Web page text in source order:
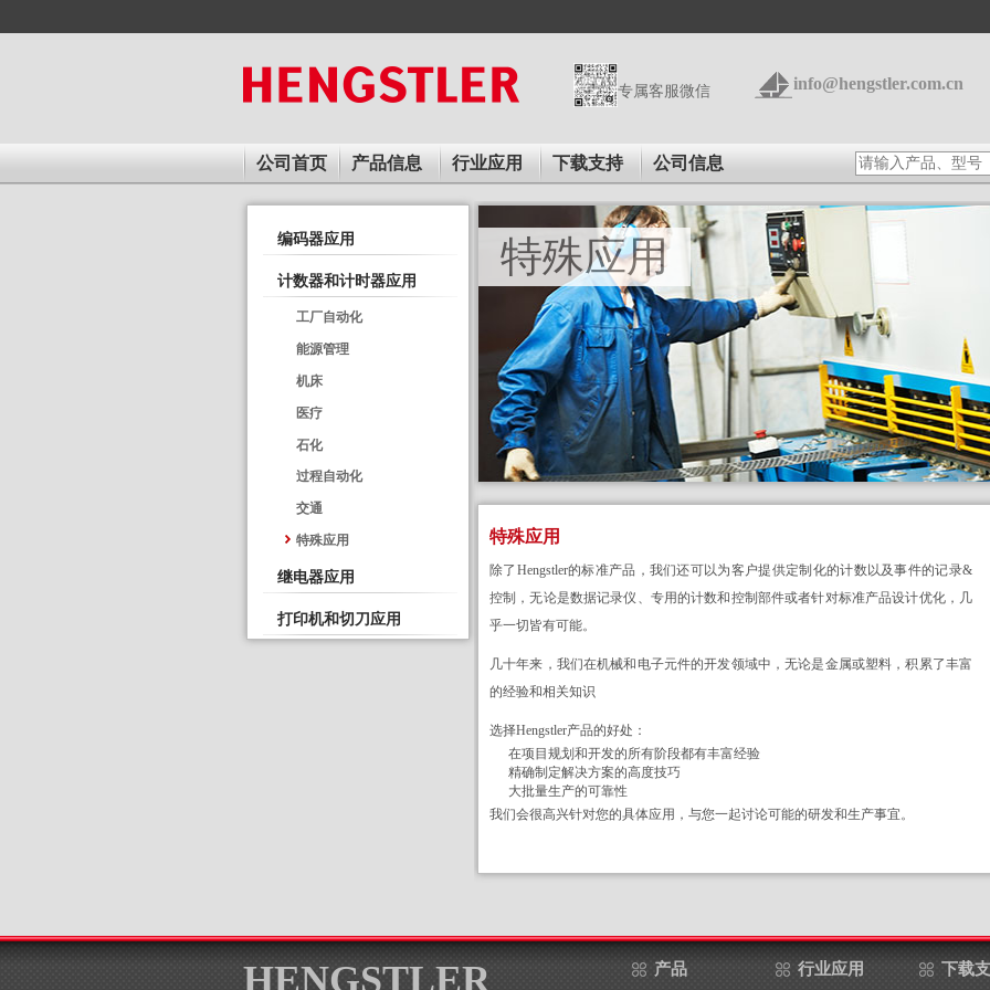
main
专属客服微信 info@hengstler.com.cn
公司首页 产品信息 行业应用 下载支持 公司信息
行
业
编码器应用
计数器和计时器应用
工厂自动化
能源管理
机床
医疗
石化
过程自动化
交通
特殊应用
继电器应用
打印机和切刀应用
特殊应用
特殊应用
除了Hengstler的标准产品，我们还可以为客户提供定制化的计数以及事件的记录&
控制，无论是数据记录仪、专用的计数和控制部件或者针对标准产品设计优化，几
乎一切皆有可能。
几十年来，我们在机械和电子元件的开发领域中，无论是金属或塑料，积累了丰富
的经验和相关知识
选择Hengstler产品的好处：
在项目规划和开发的所有阶段都有丰富经验
精确制定解决方案的高度技巧
大批量生产的可靠性
我们会很高兴针对您的具体应用，与您一起讨论可能的研发和生产事宜。
HENGSTLER 产品 行业应用 下载